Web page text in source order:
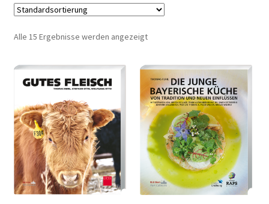
Bücher
Kataloge
Poster
Wein
Messer
Alle 15 Ergebnisse werden angezeigt